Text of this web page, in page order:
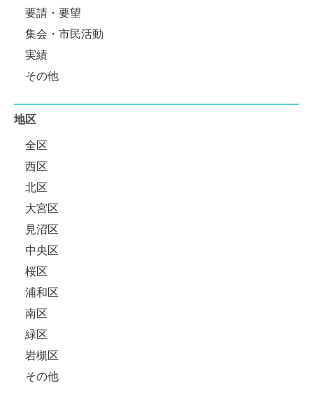
要請・要望
集会・市民活動
実績
その他
地区
全区
西区
北区
大宮区
見沼区
中央区
桜区
浦和区
南区
緑区
岩槻区
その他